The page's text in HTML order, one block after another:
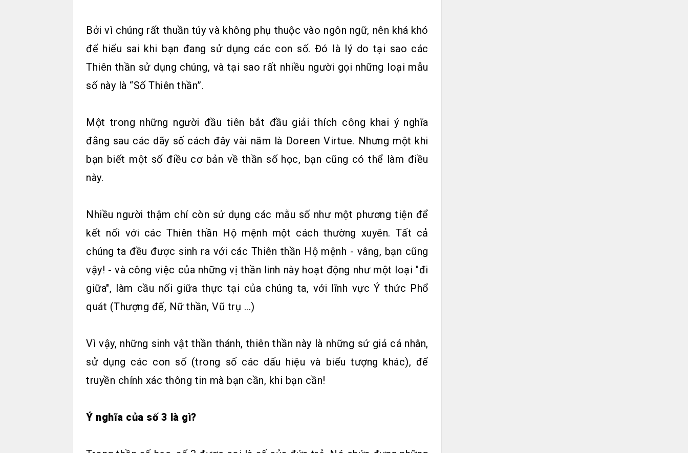
Bởi vì chúng rất thuần túy và không phụ thuộc vào ngôn ngữ, nên khá khó
để hiểu sai khi bạn đang sử dụng các con số. Đó là lý do tại sao các
Thiên thần sử dụng chúng, và tại sao rất nhiều người gọi những loại mẫu
số này là “Số Thiên thần”.
Một trong những người đầu tiên bắt đầu giải thích công khai ý nghĩa
đằng sau các dãy số cách đây vài năm là Doreen Virtue. Nhưng một khi
bạn biết một số điều cơ bản về thần số học, bạn cũng có thể làm điều
này.
Nhiều người thậm chí còn sử dụng các mẫu số như một phương tiện để
kết nối với các Thiên thần Hộ mệnh một cách thường xuyên. Tất cả
chúng ta đều được sinh ra với các Thiên thần Hộ mệnh - vâng, bạn cũng
vậy! - và công việc của những vị thần linh này hoạt động như một loại "đi
giữa", làm cầu nối giữa thực tại của chúng ta, với lĩnh vực Ý thức Phổ
quát (Thượng đế, Nữ thần, Vũ trụ ...)
Vì vậy, những sinh vật thần thánh, thiên thần này là những sứ giả cá nhân,
sử dụng các con số (trong số các dấu hiệu và biểu tượng khác), để
truyền chính xác thông tin mà bạn cần, khi bạn cần!
Ý nghĩa của số 3 là gì?